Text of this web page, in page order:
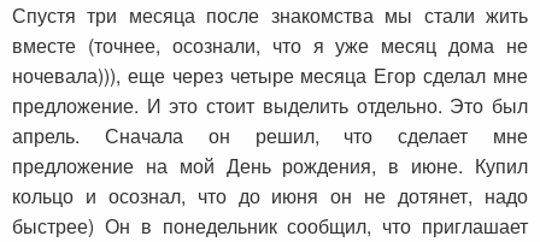
Спустя три месяца после знакомства мы стали жить
вместе (точнее, осознали, что я уже месяц дома не
ночевала))), еще через четыре месяца Егор сделал мне
предложение. И это стоит выделить отдельно. Это был
апрель. Сначала он решил, что сделает мне
предложение на мой День рождения, в июне. Купил
кольцо и осознал, что до июня он не дотянет, надо
быстрее) Он в понедельник сообщил, что приглашает